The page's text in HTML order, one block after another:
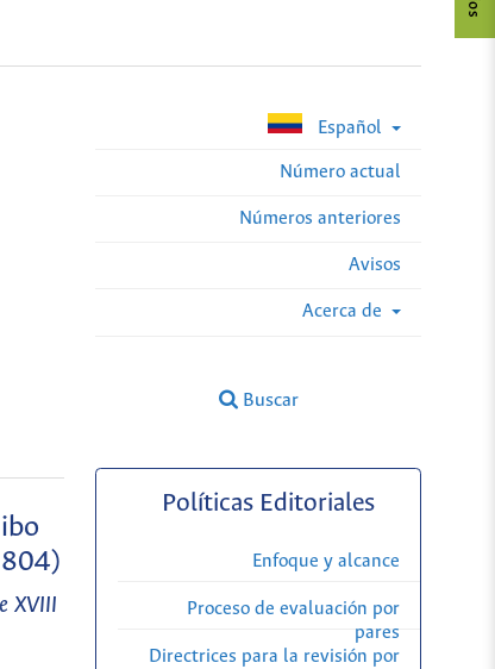
Español
Número actual
Números anteriores
Avisos
Acerca de
Buscar
XVIII
Políticas Editoriales
Enfoque y alcance
Proceso de evaluación por
pares
Directrices para la revisión por